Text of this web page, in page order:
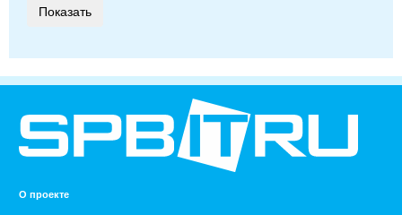
О проекте